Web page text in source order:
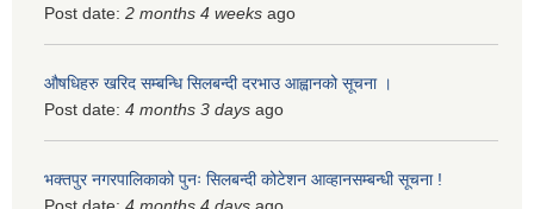
Post date: 2 months 4 weeks ago
औषधिहरु खरिद सम्बन्धि सिलबन्दी दरभाउ आह्वानको सूचना ।
Post date: 4 months 3 days ago
भक्तपुर नगरपालिकाको पुनः सिलबन्दी कोटेशन आव्हानसम्बन्धी सूचना !